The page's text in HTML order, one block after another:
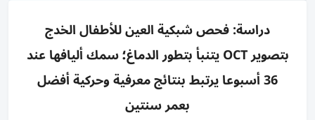
دراسة: فحص شبكية العين للأطفال الخدج
بتصوير OCT يتنبأ بتطور الدماغ؛ سمك أليافها عند
36 أسبوعا يرتبط بنتائج معرفية وحركية أفضل
بعمر سنتين